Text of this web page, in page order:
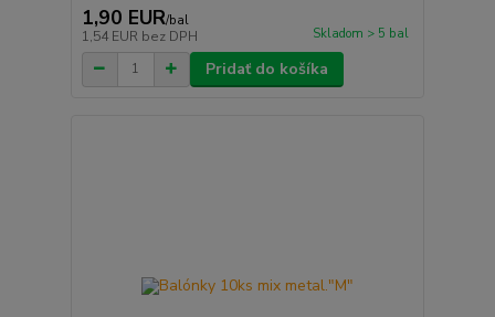
1,90 EUR/bal
1,54 EUR bez DPH Skladom > 5 bal
Pridať do košíka